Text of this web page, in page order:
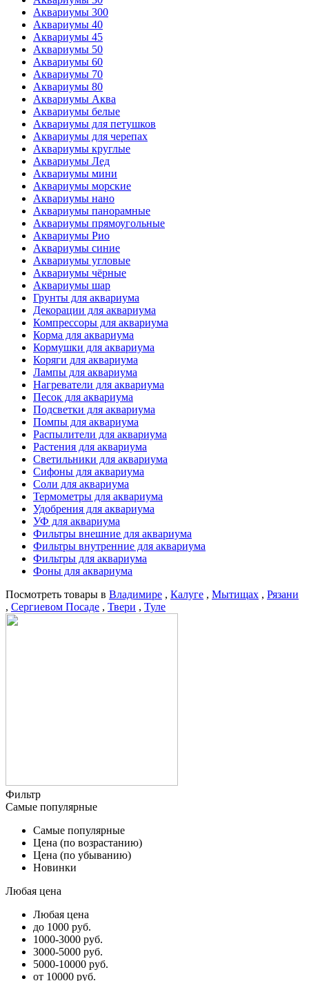
Аквариумы 300
Аквариумы 40
Аквариумы 45
Аквариумы 50
Аквариумы 60
Аквариумы 70
Аквариумы 80
Аквариумы Аква
Аквариумы белые
Аквариумы для петушков
Аквариумы для черепах
Аквариумы круглые
Аквариумы Лед
Аквариумы мини
Аквариумы морские
Аквариумы нано
Аквариумы панорамные
Аквариумы прямоугольные
Аквариумы Рио
Аквариумы синие
Аквариумы угловые
Аквариумы чёрные
Аквариумы шар
Грунты для аквариума
Декорации для аквариума
Компрессоры для аквариума
Корма для аквариума
Кормушки для аквариума
Коряги для аквариума
Лампы для аквариума
Нагреватели для аквариума
Песок для аквариума
Подсветки для аквариума
Помпы для аквариума
Распылители для аквариума
Растения для аквариума
Светильники для аквариума
Сифоны для аквариума
Соли для аквариума
Термометры для аквариума
Удобрения для аквариума
УФ для аквариума
Фильтры внешние для аквариума
Фильтры внутренние для аквариума
Фильтры для аквариума
Фоны для аквариума
Посмотреть товары в Владимире , Калуге , Мытищах , Рязани
, Сергиевом Посаде , Твери , Туле
Фильтр
Самые популярные
Самые популярные
Цена (по возрастанию)
Цена (по убыванию)
Новинки
Любая цена
Любая цена
до 1000 руб.
1000-3000 руб.
3000-5000 руб.
5000-10000 руб.
от 10000 руб.